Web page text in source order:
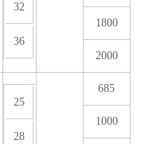
32
36
1800
2000
25
28
685
1000